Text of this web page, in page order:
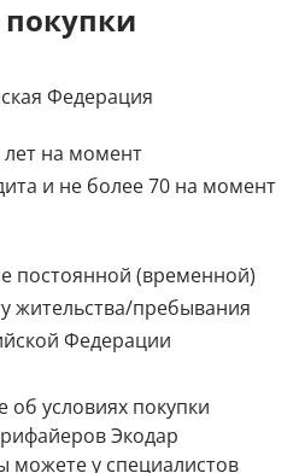
Федерация
лет на момент
и не более 70 на момент
постоянной (временной)
жительства/пребывания
Федерации
об условиях покупки
Экодар
можете у специалистов